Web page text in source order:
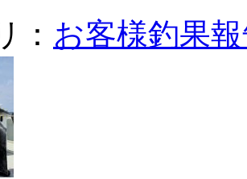
： お客様釣果